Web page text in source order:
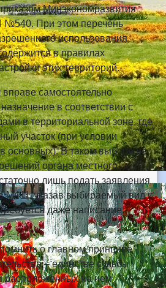
Минэкономразвития
№540. При этом перечень
использования
в правилах
этих территорий.
самостоятельно
в соответствии с
в территориальной зоне, где
участок (при условии
в основных). В таком выборе не
органа местного
лишь подать заявления
МФЦ, указав выбираемый вид и
даже написание
о главном принципе
– единстве судьбы
расположенных на нем